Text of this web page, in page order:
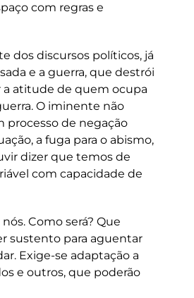
com regras e
dos discursos políticos, já
e a guerra, que destrói
a atitude de quem ocupa
O iminente não
processo de negação
a fuga para o abismo,
dizer que temos de
com capacidade de
Como será? Que
sustento para aguentar
Exige-se adaptação a
e outros, que poderão